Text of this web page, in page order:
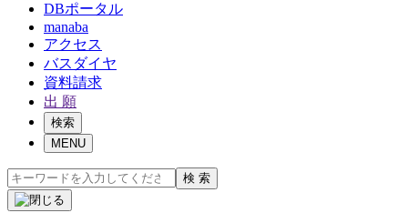
DBポータル
manaba
アクセス
バスダイヤ
資料請求
出 願
検索
MENU
検 索